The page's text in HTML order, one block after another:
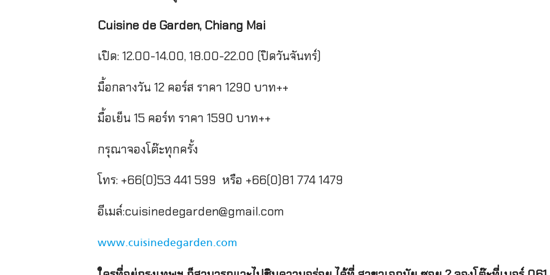
Cuisine de Garden, Chiang Mai
เปิด: 12.00-14.00, 18.00-22.00 (ปิดวันจันทร์)
มื้อกลางวัน 12 คอร์ส ราคา 1290 บาท++
มื้อเย็น 15 คอร์ท ราคา 1590 บาท++
กรุณาจองโต๊ะทุกครั้ง
โทร: +66(0)53 441 599 หรือ +66(0)81 774 1479
อีเมล์:cuisinedegarden@gmail.com
www.cuisinedegarden.com